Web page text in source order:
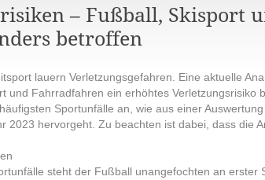
– Fußball, Skisport
betroffen
lauern Verletzungsgefahren. Eine aktuelle
und Fahrradfahren ein erhöhtes Verletzungsrisiko
Sportunfälle an, wie aus einer
2023 hervorgeht. Zu beachten ist dabei, dass die
steht der Fußball unangefochten an erster